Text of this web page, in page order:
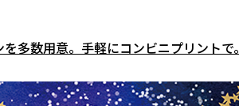
多数用意。手軽にコンビニプリントで。